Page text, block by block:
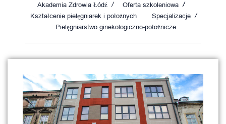
Akademia Zdrowia Łódź
Oferta szkoleniowa
Kształcenie pielęgniarek i położnych
Specjalizacje
Pielęgniarstwo ginekologiczno-położnicze